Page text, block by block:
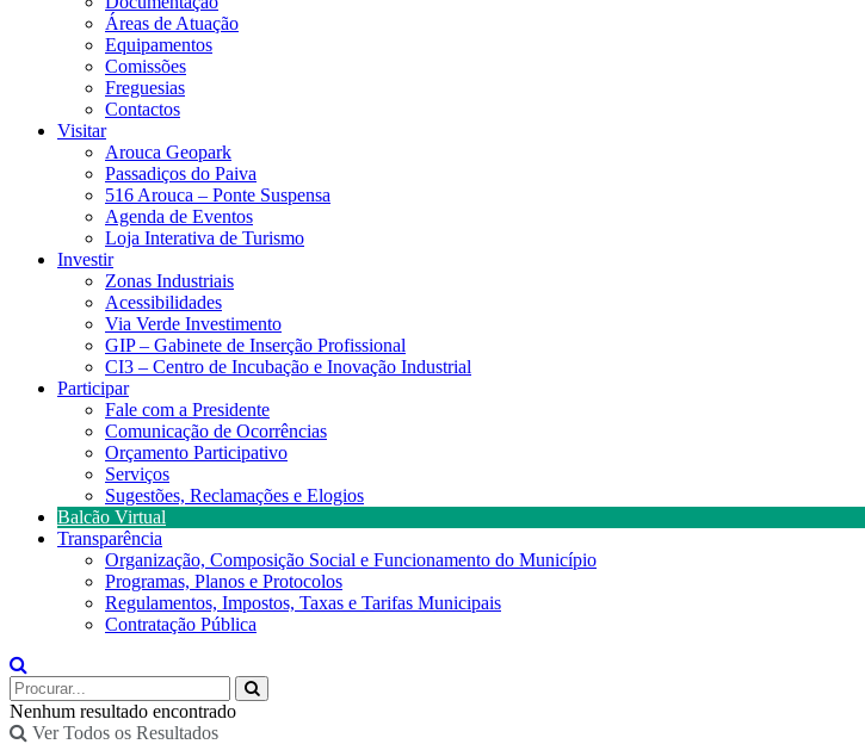
Áreas de Atuação
Equipamentos
Comissões
Freguesias
Contactos
Visitar
Arouca Geopark
Passadiços do Paiva
516 Arouca – Ponte Suspensa
Agenda de Eventos
Loja Interativa de Turismo
Investir
Zonas Industriais
Acessibilidades
Via Verde Investimento
GIP – Gabinete de Inserção Profissional
CI3 – Centro de Incubação e Inovação Industrial
Participar
Fale com a Presidente
Comunicação de Ocorrências
Orçamento Participativo
Serviços
Sugestões, Reclamações e Elogios
Balcão Virtual
Transparência
Organização, Composição Social e Funcionamento do Município
Programas, Planos e Protocolos
Regulamentos, Impostos, Taxas e Tarifas Municipais
Contratação Pública
Nenhum resultado encontrado
Ver Todos os Resultados